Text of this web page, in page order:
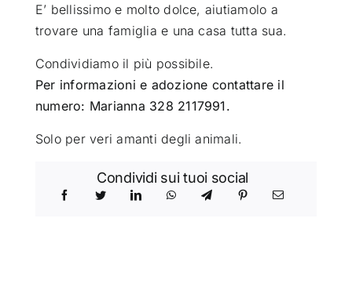
E’ bellissimo e molto dolce, aiutiamolo a
trovare una famiglia e una casa tutta sua.
Condividiamo il più possibile.
Per informazioni e adozione contattare il
numero: Marianna 328 2117991.
Solo per veri amanti degli animali.
Condividi sui tuoi social